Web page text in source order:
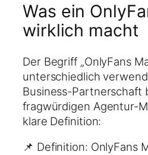
Was ein
wirklich macht
Der Begriff „OnlyFans
unterschiedlich
Business-Partnerschaft
fragwürdigen Agentur-
klare Definition:
📌 Definition: OnlyFans